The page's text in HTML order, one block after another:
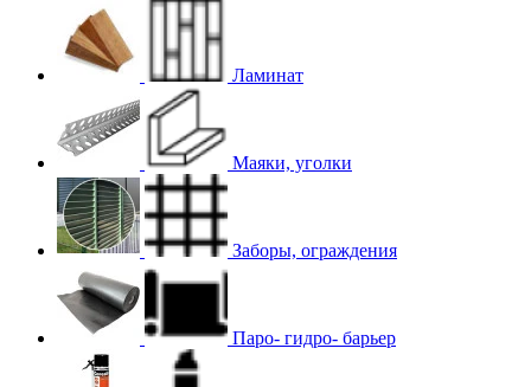
Ламинат
Маяки, уголки
Заборы, ограждения
Паро- гидро- барьер